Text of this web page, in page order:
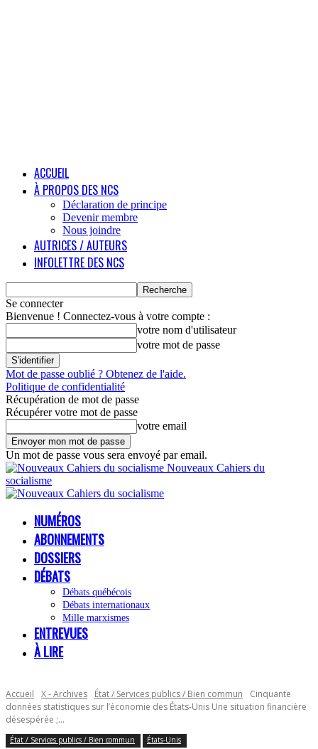
ACCUEIL
À PROPOS DES NCS
Déclaration de principe
Devenir membre
Nous joindre
AUTRICES / AUTEURS
INFOLETTRE DES NCS
Se connecter
Bienvenue ! Connectez-vous à votre compte :
votre nom d'utilisateur
votre mot de passe
Mot de passe oublié ? Obtenez de l'aide.
Politique de confidentialité
Récupération de mot de passe
Récupérer votre mot de passe
votre email
Un mot de passe vous sera envoyé par email.
Nouveaux Cahiers du
socialisme
NUMÉROS
ABONNEMENTS
DOSSIERS
DÉBATS
Débats québécois
Débats internationaux
Mille marxismes
ENTREVUES
À LIRE
Accueil X - Archives État / Services publics / Bien commun
Cinquante
données statistiques sur l’économie des États-Unis Une situation financière
désespérée ;...
État / Services publics / Bien commun États-Unis